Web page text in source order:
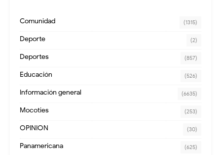
Comunidad (1315)
Deporte (2)
Deportes (857)
Educación (526)
Información general (6635)
Mocoties (253)
OPINION (30)
Panamericana (625)